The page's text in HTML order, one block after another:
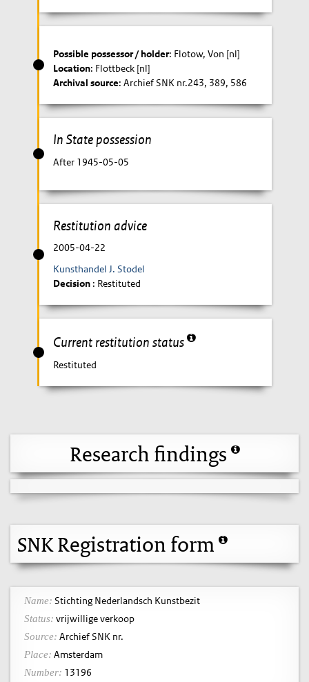
Possible possessor / holder: Flotow, Von [nl]
Location: Flottbeck [nl]
Archival source: Archief SNK nr.243, 389, 586
In State possession
After 1945-05-05
Restitution advice
2005-04-22
Kunsthandel J. Stodel
Decision : Restituted
Current restitution status
Restituted
Research findings
SNK Registration form
Name: Stichting Nederlandsch Kunstbezit
Status: vrijwillige verkoop
Source: Archief SNK nr.
Place: Amsterdam
Number: 13196